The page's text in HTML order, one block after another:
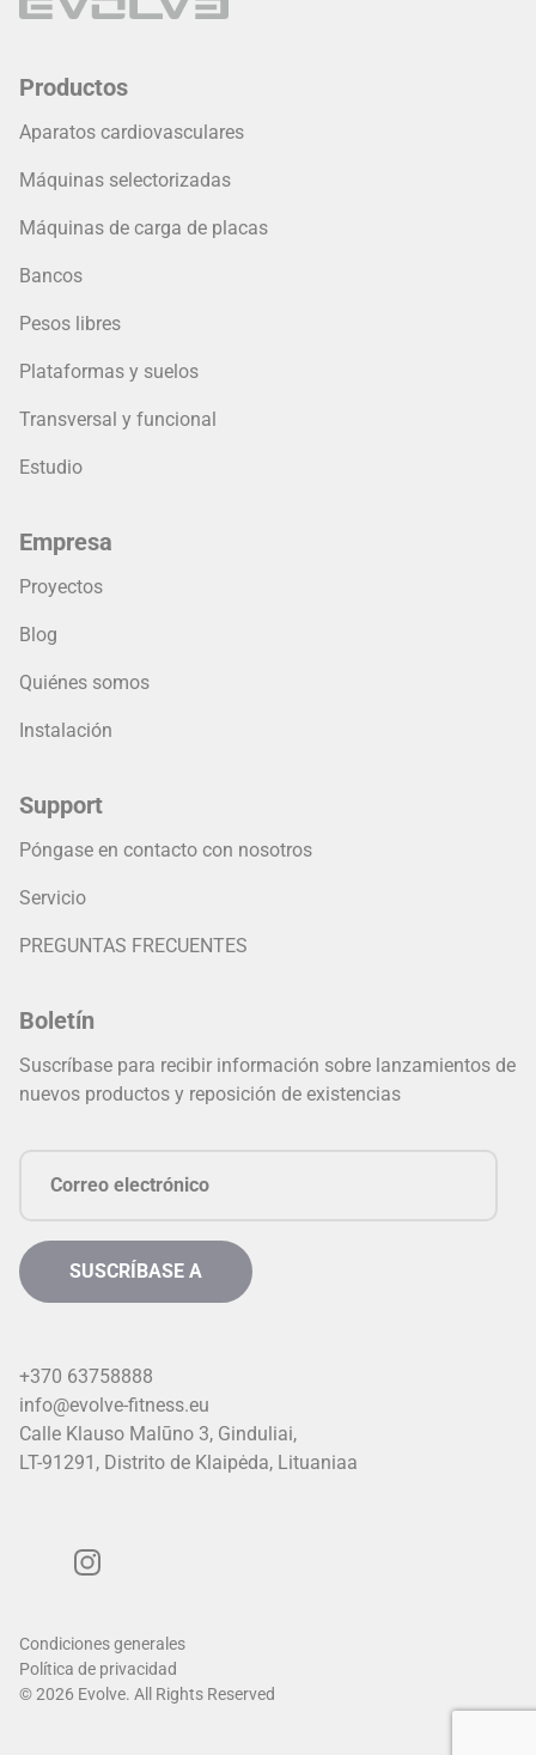
Productos
Aparatos cardiovasculares
Máquinas selectorizadas
Máquinas de carga de placas
Bancos
Pesos libres
Plataformas y suelos
Transversal y funcional
Estudio
Empresa
Proyectos
Blog
Quiénes somos
Instalación
Support
Póngase en contacto con nosotros
Servicio
PREGUNTAS FRECUENTES
Boletín
Suscríbase para recibir información sobre lanzamientos de
nuevos productos y reposición de existencias
+370 63758888
info@evolve-fitness.eu
Calle Klauso Malūno 3, Ginduliai,
LT-91291, Distrito de Klaipėda, Lituaniaa
© 2026 Evolve. All Rights Reserved
Condiciones generales
Política de privacidad